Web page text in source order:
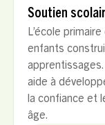
Soutien
L’école
enfants
aide à
la confiance et
âge.